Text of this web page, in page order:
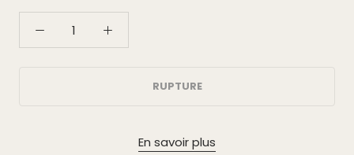
RUPTURE
En savoir plus